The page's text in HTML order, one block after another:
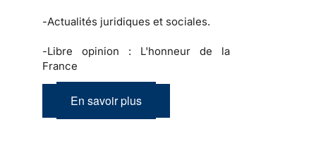
-Actualités juridiques et sociales.
-Libre opinion : L'honneur de la
France
En savoir plus